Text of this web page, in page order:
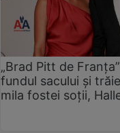
„Brad Pitt de
fundul sacului și
mila fostei soții,